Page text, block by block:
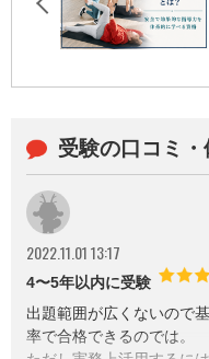
受験の口コミ
2022.11.01 13:17
4〜5年以内に受験
出題範囲が広くないので
率で合格できるのでは。